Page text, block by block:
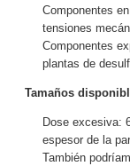
Componentes
tensiones
Componentes
plantas de
Tamaños
Dose excesiva:
espesor de la
También